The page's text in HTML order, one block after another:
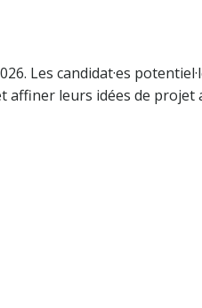
Les candidat·es
affiner leurs idées de projet